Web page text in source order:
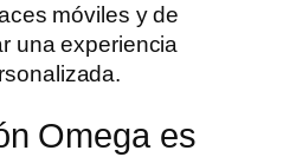
móviles y de
una experiencia
Omega es